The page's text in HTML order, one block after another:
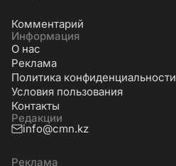
Комментарий
Информация
О нас
Реклама
Политика конфиденциальности
Условия пользования
Контакты
Редакции
info@cmn.kz
Реклама